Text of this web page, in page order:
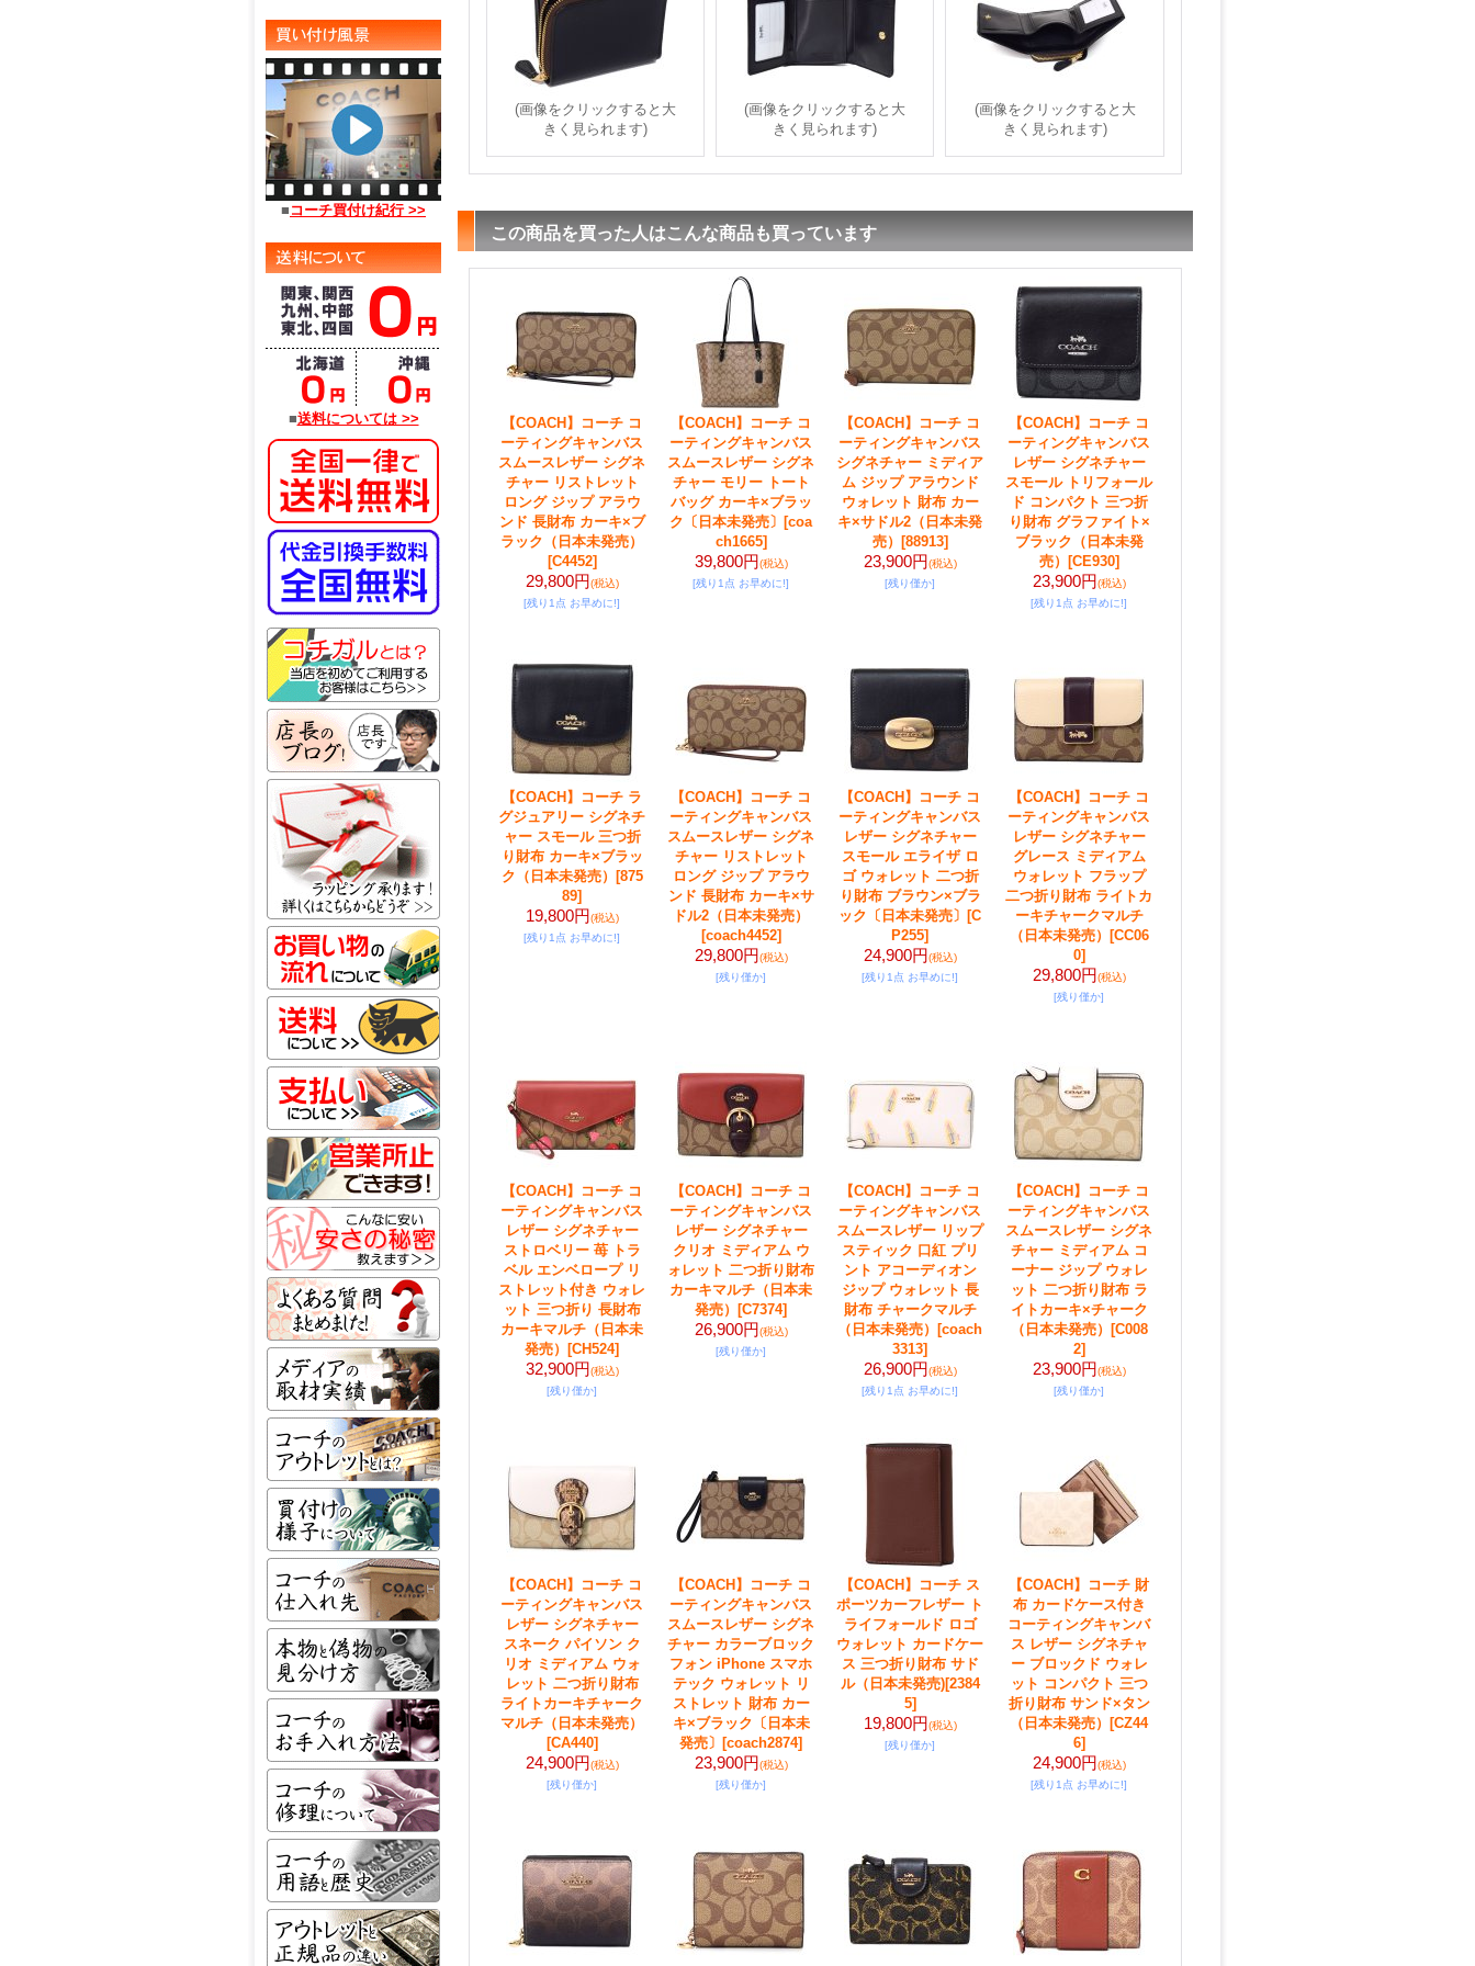
■ コーチ買付け紀行 >>
■送料については >>
(画像をクリックすると大
きく見られます)
(画像をクリックすると大
きく見られます)
(画像をクリックすると大
きく見られます)
この商品を買った人はこんな商品も買っています
【COACH】コーチ コ
ーティングキャンバス
スムースレザー シグネ
チャー リストレット
ロング ジップ アラウ
ンド 長財布 カーキ×ブ
ラック（日本未発売）
[C4452]
29,800円(税込)
[残り1点 お早めに!]
【COACH】コーチ コ
ーティングキャンバス
スムースレザー シグネ
チャー モリー トート
バッグ カーキ×ブラッ
ク〔日本未発売〕 [coa
ch1665]
39,800円(税込)
[残り1点 お早めに!]
【COACH】コーチ コ
ーティングキャンバス
シグネチャー ミディア
ム ジップ アラウンド
ウォレット 財布 カー
キ×サドル2（日本未発
売）
[88913]
23,900円(税込)
[残り僅か]
【COACH】コーチ コ
ーティングキャンバス
レザー シグネチャー
スモール トリフォール
ド コンパクト 三つ折
り財布 グラファイト×
ブラック（日本未発
売）
[CE930]
23,900円(税込)
[残り1点 お早めに!]
【COACH】コーチ ラ
グジュアリー シグネチ
ャー スモール 三つ折
り財布 カーキ×ブラッ
ク（日本未発売）
[875
89]
19,800円(税込)
[残り1点 お早めに!]
【COACH】コーチ コ
ーティングキャンバス
スムースレザー シグネ
チャー リストレット
ロング ジップ アラウ
ンド 長財布 カーキ×サ
ドル2（日本未発売）
[coach4452]
29,800円(税込)
[残り僅か]
【COACH】コーチ コ
ーティングキャンバス
レザー シグネチャー
スモール エライザ ロ
ゴ ウォレット 二つ折
り財布 ブラウン×ブラ
ック〔日本未発売〕 [C
P255]
24,900円(税込)
[残り1点 お早めに!]
【COACH】コーチ コ
ーティングキャンバス
レザー シグネチャー
グレース ミディアム
ウォレット フラップ
二つ折り財布 ライトカ
ーキチャークマルチ
（日本未発売）
[CC06
0]
29,800円(税込)
[残り僅か]
【COACH】コーチ コ
ーティングキャンバス
レザー シグネチャー
ストロベリー 苺 トラ
ベル エンベロープ リ
ストレット付き ウォレ
ット 三つ折り 長財布
カーキマルチ（日本未
発売）
[CH524]
32,900円(税込)
[残り僅か]
【COACH】コーチ コ
ーティングキャンバス
レザー シグネチャー
クリオ ミディアム ウ
ォレット 二つ折り財布
カーキマルチ（日本未
発売）
[C7374]
26,900円(税込)
[残り僅か]
【COACH】コーチ コ
ーティングキャンバス
スムースレザー リップ
スティック 口紅 プリ
ント アコーディオン
ジップ ウォレット 長
財布 チャークマルチ
（日本未発売）
[coach
3313]
26,900円(税込)
[残り1点 お早めに!]
【COACH】コーチ コ
ーティングキャンバス
スムースレザー シグネ
チャー ミディアム コ
ーナー ジップ ウォレ
ット 二つ折り財布 ラ
イトカーキ×チャーク
（日本未発売）
[C008
2]
23,900円(税込)
[残り僅か]
【COACH】コーチ コ
ーティングキャンバス
レザー シグネチャー
スネーク パイソン ク
リオ ミディアム ウォ
レット 二つ折り財布
ライトカーキチャーク
マルチ（日本未発売）
[CA440]
24,900円(税込)
[残り僅か]
【COACH】コーチ コ
ーティングキャンバス
スムースレザー シグネ
チャー カラーブロック
フォン iPhone スマホ
テック ウォレット リ
ストレット 財布 カー
キ×ブラック〔日本未
発売〕 [coach2874]
23,900円(税込)
[残り僅か]
【COACH】コーチ ス
ポーツカーフレザー ト
ライフォールド ロゴ
ウォレット カードケー
ス 三つ折り財布 サド
ル（日本未発売)[2384
5]
19,800円(税込)
[残り僅か]
【COACH】コーチ 財
布 カードケース付き
コーティングキャンバ
ス レザー シグネチャ
ー ブロックド ウォレ
ット コンパクト 三つ
折り財布 サンド×タン
（日本未発売）
[CZ44
6]
24,900円(税込)
[残り1点 お早めに!]